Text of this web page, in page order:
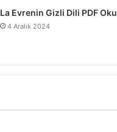
La Evrenin Gizli Dili PDF Oku
4 Aralık 2024